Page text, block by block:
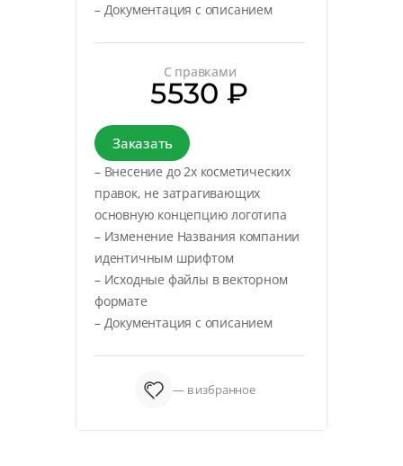
– Документация с описанием
С правками
5530 ₽
Заказать
– Внесение до 2х косметических
правок, не затрагивающих
основную концепцию логотипа
– Изменение Названия компании
идентичным шрифтом
– Исходные файлы в векторном
формате
– Документация с описанием
— в избранное